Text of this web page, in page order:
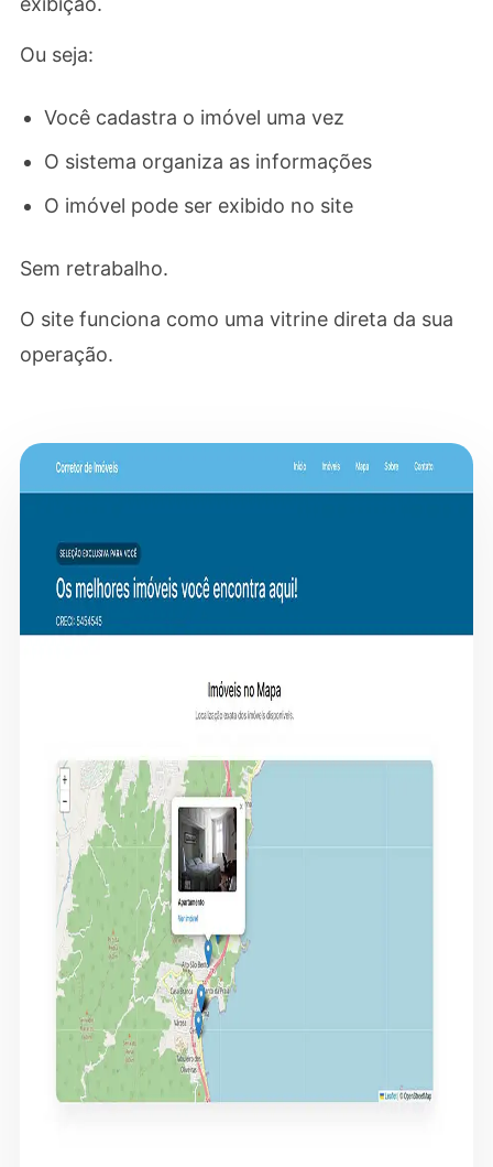
Ou seja:
Você cadastra o imóvel uma vez
O sistema organiza as informações
O imóvel pode ser exibido no site
Sem retrabalho.
O site funciona como uma vitrine direta da sua
operação.